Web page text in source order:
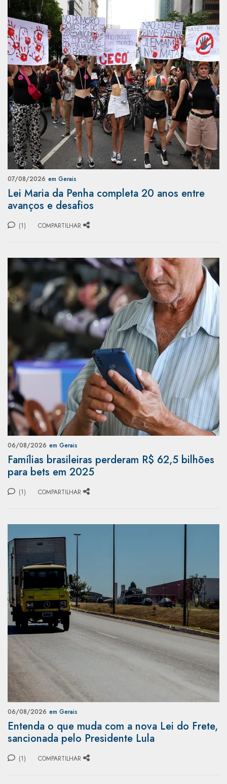
07/08/2026 em Gerais
Lei Maria da Penha completa 20 anos entre
avanços e desafios
(1) COMPARTILHAR
06/08/2026 em Gerais
Famílias brasileiras perderam R$ 62,5 bilhões
para bets em 2025
(1) COMPARTILHAR
06/08/2026 em Gerais
Entenda o que muda com a nova Lei do Frete,
sancionada pelo Presidente Lula
(1) COMPARTILHAR